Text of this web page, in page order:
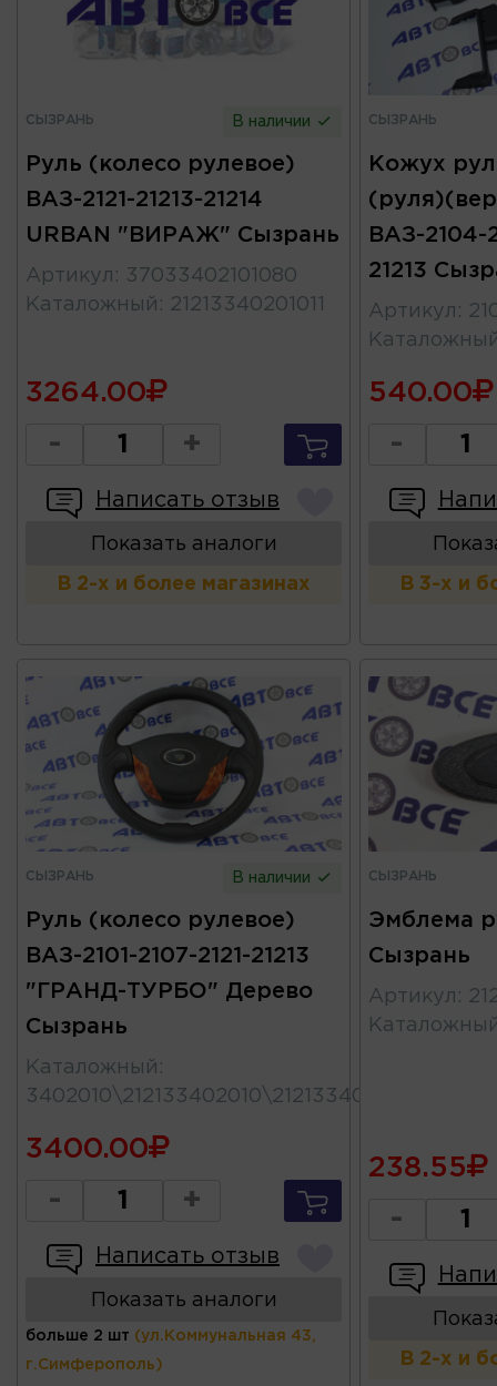
СЫЗРАНЬ В наличии
Руль (колесо рулевое)
ВАЗ-2121-21213-21214
URBAN "ВИРАЖ" Сызрань
Артикул : 37033402101080
Каталожный : 21213340201011
3264.00
- +
Написать отзыв
Показать аналоги
В 2-х и более магазинах
СЫЗРАНЬ
Кожух
ВАЗ-2104-
21213
Артикул :
540.00
-
В 3-х и
СЫЗРАНЬ В наличии
Руль (колесо рулевое)
ВАЗ-2101-2107-2121-21213
"ГРАНД-ТУРБО" Дерево
Сызрань
Каталожный :
3402010\212133402010\21213340201011
3400.00
- +
Написать отзыв
Показать аналоги
больше 2 шт (ул.Коммунальная 43,
г.Симферополь)
СЫЗРАНЬ
Эмблема
Сызрань
Артикул :
238.55
-
В 2-х и